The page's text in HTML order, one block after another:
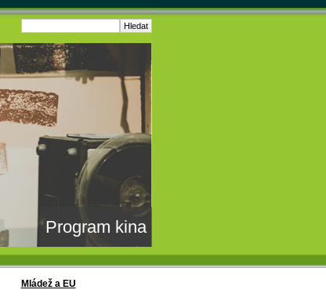
Program kina
Mládež a EU